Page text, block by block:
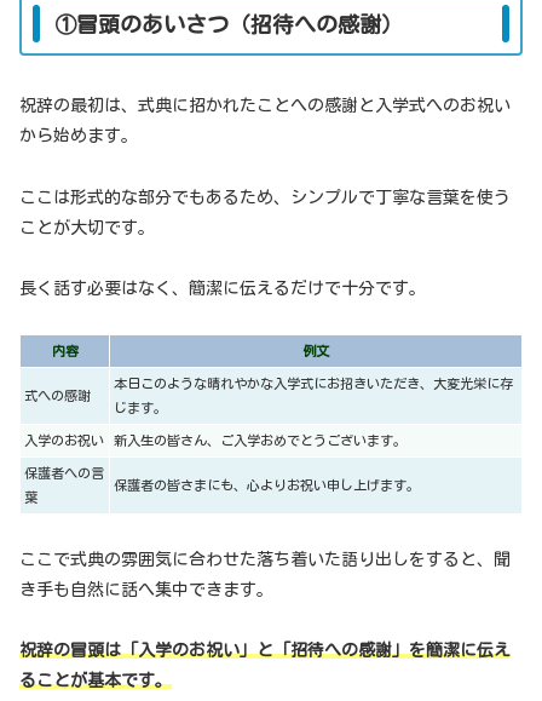
①冒頭のあいさつ（招待への感謝）
祝辞の最初は、式典に招かれたことへの感謝と入学式へのお祝い
から始めます。
ここは形式的な部分でもあるため、シンプルで丁寧な言葉を使う
ことが大切です。
長く話す必要はなく、簡潔に伝えるだけで十分です。
内容 例文
式への感謝
本日このような晴れやかな入学式にお招きいただき、大変光栄に存
じます。
入学のお祝い 新入生の皆さん、ご入学おめでとうございます。
保護者への言
葉
保護者の皆さまにも、心よりお祝い申し上げます。
ここで式典の雰囲気に合わせた落ち着いた語り出しをすると、聞
き手も自然に話へ集中できます。
祝辞の冒頭は「入学のお祝い」と「招待への感謝」を簡潔に伝え
ることが基本です。